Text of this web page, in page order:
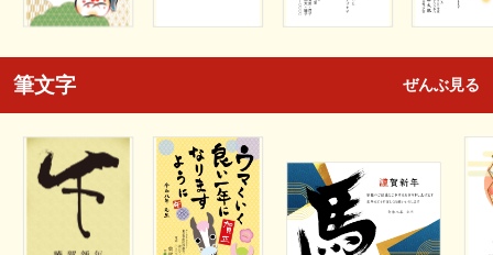
筆文字 ぜんぶ見る